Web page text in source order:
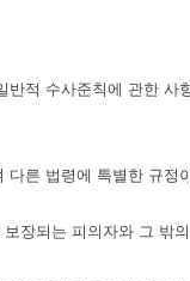
적 수사준칙에 관한
른 법령에 특별한 규
장되는 피의자와 그 밖